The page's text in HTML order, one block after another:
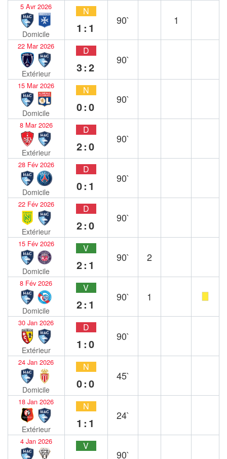
5 Avr 2026
Domicile
N
1:1
90` 1
22 Mar 2026
Extérieur
D
3:2
90`
15 Mar 2026
Domicile
N
0:0
90`
8 Mar 2026
Extérieur
D
2:0
90`
28 Fév 2026
Domicile
D
0:1
90`
22 Fév 2026
Extérieur
D
2:0
90`
15 Fév 2026
Domicile
V
2:1
90` 2
8 Fév 2026
Domicile
V
2:1
90` 1
30 Jan 2026
Extérieur
D
1:0
90`
24 Jan 2026
Domicile
N
0:0
45`
18 Jan 2026
Extérieur
N
1:1
24`
4 Jan 2026 V
90`